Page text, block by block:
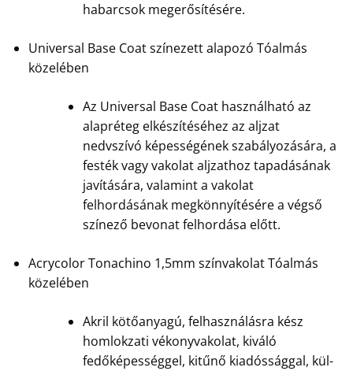
habarcsok megerősítésére.
Universal Base Coat színezett alapozó Tóalmás
közelében
Az Universal Base Coat használható az
alapréteg elkészítéséhez az aljzat
nedvszívó képességének szabályozására, a
festék vagy vakolat aljzathoz tapadásának
javítására, valamint a vakolat
felhordásának megkönnyítésére a végső
színező bevonat felhordása előtt.
Acrycolor Tonachino 1,5mm színvakolat Tóalmás
közelében
Akril kötőanyagú, felhasználásra kész
homlokzati vékonyvakolat, kiváló
fedőképességgel, kitűnő kiadóssággal, kül-